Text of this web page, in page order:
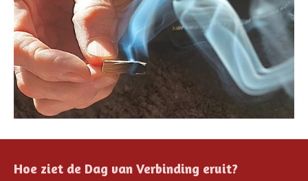
Hoe ziet de Dag van Verbinding eruit?